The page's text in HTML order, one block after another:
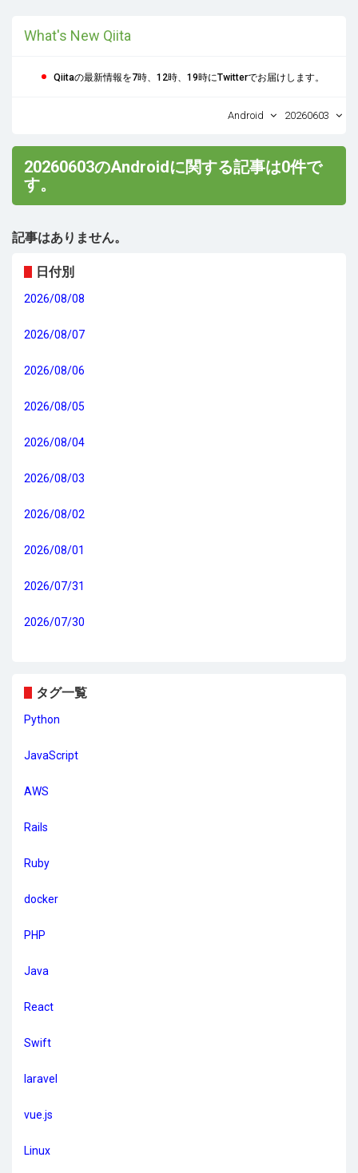
What's New Qiita
Qiitaの最新情報を7時、12時、19時にTwitterでお届けします。
Android 20260603
20260603のAndroidに関する記事は0件で
す。
記事はありません。
日付別
2026/08/08
2026/08/07
2026/08/06
2026/08/05
2026/08/04
2026/08/03
2026/08/02
2026/08/01
2026/07/31
2026/07/30
タグ一覧
Python
JavaScript
AWS
Rails
Ruby
docker
PHP
Java
React
Swift
laravel
vue.js
Linux